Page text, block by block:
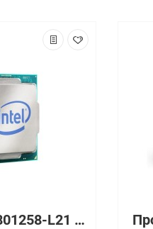
Процессор 801258-L21 HP 2600Mhz